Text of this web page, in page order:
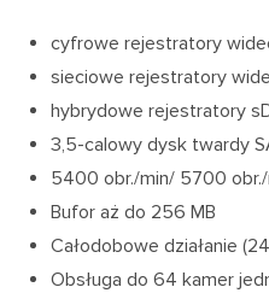
cyfrowe rejestratory
sieciowe rejestratory
hybrydowe rejestratory
3,5-calowy dysk twardy
5400 obr./min/ 5700
Bufor aż do 256 MB
Całodobowe działanie
Obsługa do 64 kamer